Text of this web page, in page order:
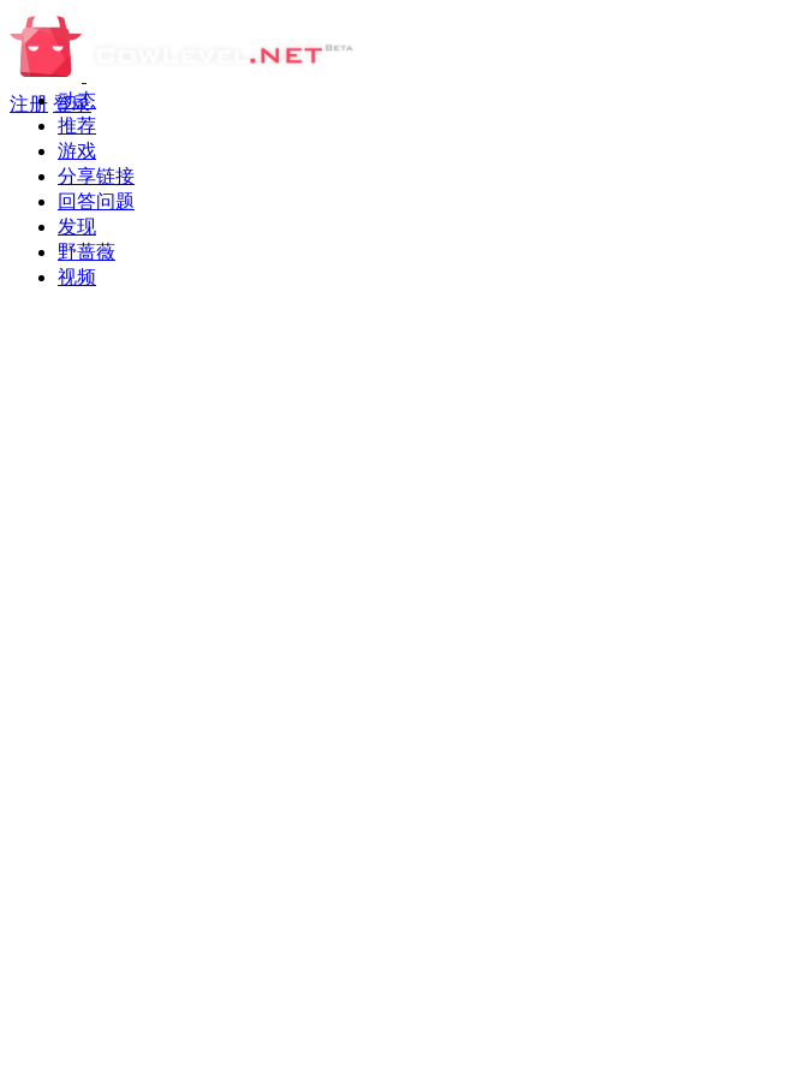
注册 登录
动态
推荐
游戏
分享链接
回答问题
发现
野蔷薇
视频